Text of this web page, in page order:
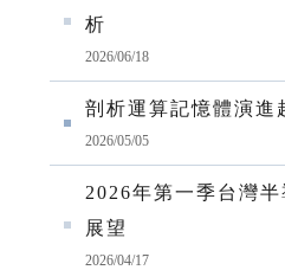
析
2026/06/18
剖析運算記憶體演進
2026/05/05
2026年第一季台灣
展望
2026/04/17